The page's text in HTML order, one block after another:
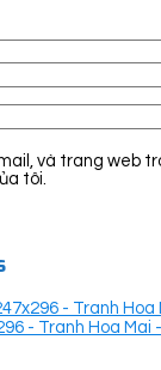
và trang web
tôi.